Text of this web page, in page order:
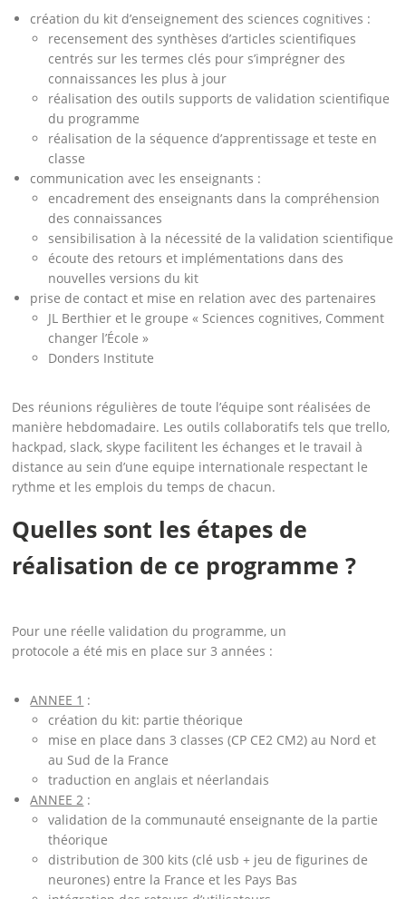
création du kit d’enseignement des sciences cognitives :
recensement des synthèses d’articles scientifiques
centrés sur les termes clés pour s’imprégner des
connaissances les plus à jour
réalisation des outils supports de validation scientifique
du programme
réalisation de la séquence d’apprentissage et teste en
classe
communication avec les enseignants :
encadrement des enseignants dans la compréhension
des connaissances
sensibilisation à la nécessité de la validation scientifique
écoute des retours et implémentations dans des
nouvelles versions du kit
prise de contact et mise en relation avec des partenaires
JL Berthier et le groupe « Sciences cognitives, Comment
changer l’École »
Donders Institute
Des réunions régulières de toute l’équipe sont réalisées de
manière hebdomadaire. Les outils collaboratifs tels que trello,
hackpad, slack, skype facilitent les échanges et le travail à
distance au sein d’une equipe internationale respectant le
rythme et les emplois du temps de chacun.
Quelles sont les étapes de
réalisation de ce programme ?
Pour une réelle validation du programme, un
protocole a été mis en place sur 3 années :
ANNEE 1 :
création du kit: partie théorique
mise en place dans 3 classes (CP CE2 CM2) au Nord et
au Sud de la France
traduction en anglais et néerlandais
ANNEE 2 :
validation de la communauté enseignante de la partie
théorique
distribution de 300 kits (clé usb + jeu de figurines de
neurones) entre la France et les Pays Bas